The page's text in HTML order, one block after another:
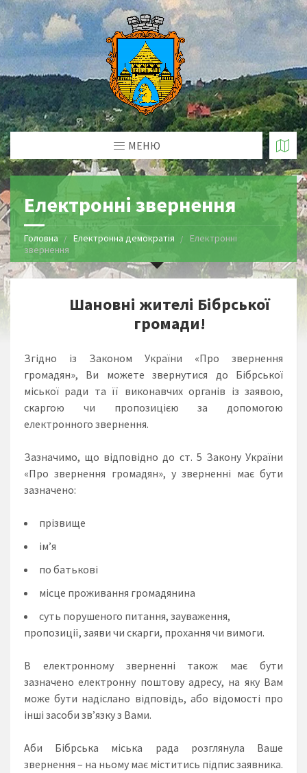
МЕНЮ
Електронні звернення
Головна Електронна демократія
Електронні
звернення
Шановні жителі Бібрської
громади!
Згідно із Законом України «Про звернення
громадян», Ви можете звернутися до Бібрської
міської ради та її виконавчих органів із заявою,
скаргою чи пропозицією за допомогою
електронного звернення.
Зазначимо, що відповідно до ст. 5 Закону України
«Про звернення громадян», у зверненні має бути
зазначено:
прізвище
ім’я
по батькові
місце проживання громадянина
суть порушеного питання, зауваження,
пропозиції, заяви чи скарги, прохання чи вимоги.
В електронному зверненні також має бути
зазначено електронну поштову адресу, на яку Вам
може бути надіслано відповідь, або відомості про
інші засоби зв’язку з Вами.
Аби Бібрська міська рада розглянула Ваше
звернення – на ньому має міститись підпис заявника.